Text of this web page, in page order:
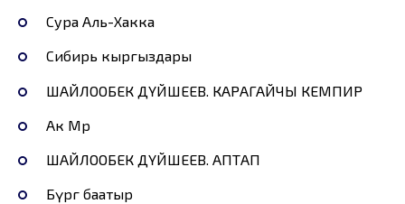
Сура Аль-Хакка
Сибирь кыргыздары
ШАЙЛООБЕК ДҮЙШЕЕВ. КАРАГАЙЧЫ КЕМПИР
Ак Мөөр
ШАЙЛООБЕК ДҮЙШЕЕВ. АПТАП
Бүргө баатыр